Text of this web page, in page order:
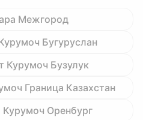
Межгород
Бугуруслан
Курумоч Бузулук
Граница Казахстан
Курумоч Оренбург